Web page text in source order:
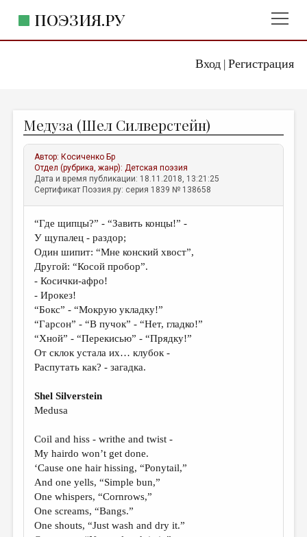
Вход| Регистрация
ПОЭЗИЯ.РУ
ЖАНРЫ
АВТОРЫ
КОММЕНТАРИИ
ЛИТСАЛОН
НОВОСТИ
ПРАВИЛА САЙТА
ОТДЕЛЫ И РУБРИКИ
ИЗБРАННОЕ
ДАЙДЖЕСТ
ПРОИЗВЕДЕНИЯ
ПЕРЕВОДЫ
КОНКУРСЫ
КНИЖНАЯ ПОЛКА
ОБЗОР ЛИТЕРАТУРЫ
СТРАНИЦЫ ПАМЯТИ
ОБЪЯВЛЕНИЯ
Медуза (Шел Силверстейн)
Автор: Косиченко Бр
Отдел (рубрика, жанр):Детская поэзия
Дата и время публикации: 18.11.2018, 13:21:25
Сертификат Поэзия.ру: серия 1839 № 138658
“Где щипцы?” - “Завить концы!” -
У щупалец - раздор;
Один шипит: “Мне конский хвост”,
Другой: “Косой пробор”.
- Косички-афро!
- Ирокез!
“Бокс” - “Мокрую укладку!”
“Гарсон” - “В пучок” - “Нет, гладко!”
“Хной” - “Перекисью” - “Прядку!”
От склок устала их… клубок -
Распутать как? - загадка.
Shel Silverstein
Medusa
Coil and hiss - writhe and twist -
My hairdo won’t get done.
‘Cause one hair hissing, “Ponytail,”
And one yells, “Simple bun,”
One whispers, “Cornrows,”
One screams, “Bangs.”
One shouts, “Just wash and dry it.”